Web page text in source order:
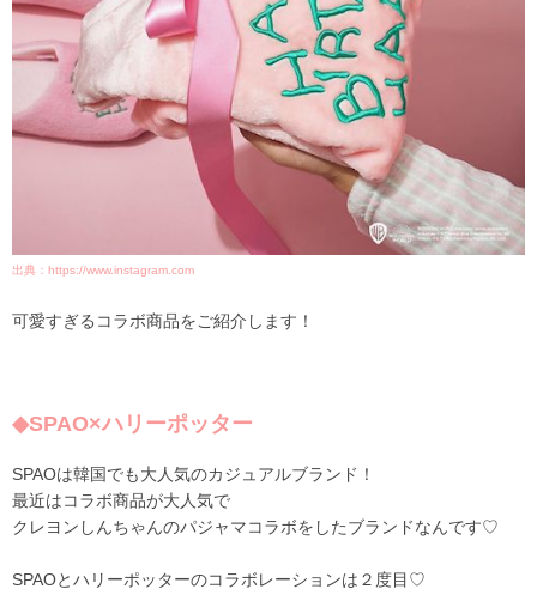
出典：https://www.instagram.com
可愛すぎるコラボ商品をご紹介します！
◆SPAO×ハリーポッター
SPAOは韓国でも大人気のカジュアルブランド！
最近はコラボ商品が大人気で
クレヨンしんちゃんのパジャマコラボをしたブランドなんです♡
SPAOとハリーポッターのコラボレーションは２度目♡